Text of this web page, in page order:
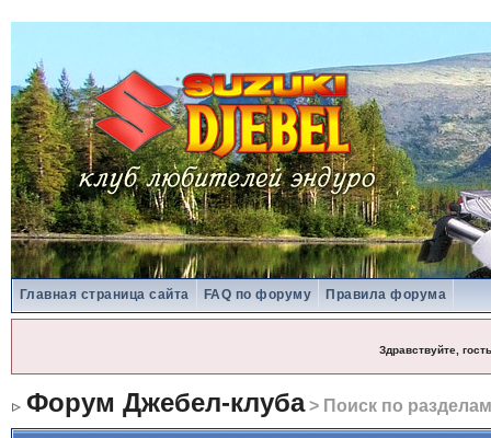
Главная страница сайта FAQ по форуму Правила форума
Здравствуйте, гость
Форум Джебел-клуба> Поиск по